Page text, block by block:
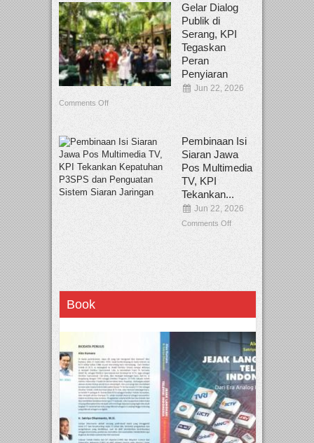
Gelar Dialog
Publik di
Serang, KPI
Tegaskan
Peran
Penyiaran
Jun 22, 2026
Comments Off
Pembinaan Isi
Siaran Jawa
Pos Multimedia
TV, KPI
Tekankan...
Jun 22, 2026
Comments Off
Book